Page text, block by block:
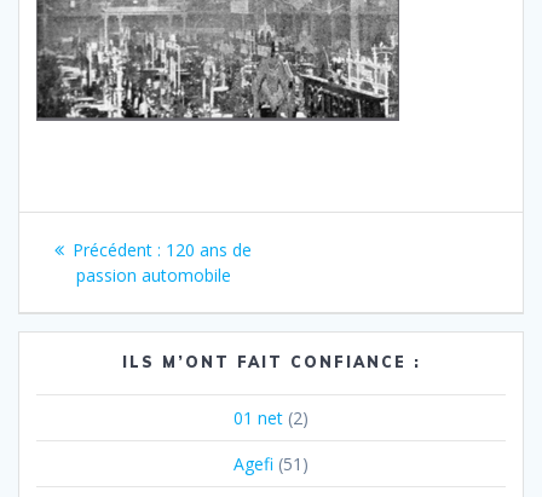
Navigation
l’article
Précédent : Article
précédent
120 ans de
passion automobile
ILS M’ONT FAIT CONFIANCE :
01 net (2)
Agefi (51)